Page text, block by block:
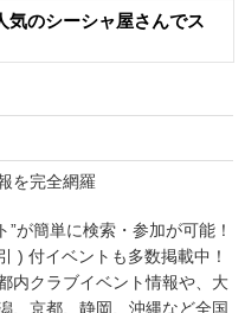
気のシーシャ屋さんでス
を完全網羅
が簡単に検索・参加が可能！
) 付イベントも多数掲載中！
内クラブイベント情報や、大
、京都、静岡、沖縄など全国